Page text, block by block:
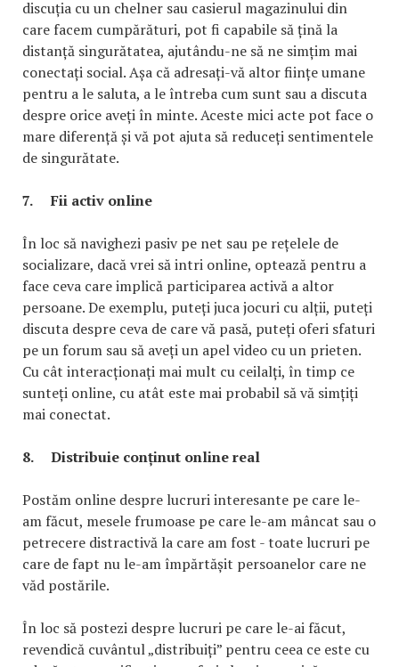
discuția cu un chelner sau casierul magazinului din
care facem cumpărături, pot fi capabile să țină la
distanță singurătatea, ajutându-ne să ne simțim mai
conectați social. Așa că adresați-vă altor ființe umane
pentru a le saluta, a le întreba cum sunt sau a discuta
despre orice aveți în minte. Aceste mici acte pot face o
mare diferență și vă pot ajuta să reduceți sentimentele
de singurătate.
7. Fii activ online
În loc să navighezi pasiv pe net sau pe rețelele de
socializare, dacă vrei să intri online, optează pentru a
face ceva care implică participarea activă a altor
persoane. De exemplu, puteți juca jocuri cu alții, puteți
discuta despre ceva de care vă pasă, puteți oferi sfaturi
pe un forum sau să aveți un apel video cu un prieten.
Cu cât interacționați mai mult cu ceilalți, în timp ce
sunteți online, cu atât este mai probabil să vă simțiți
mai conectat.
8. Distribuie conținut online real
Postăm online despre lucruri interesante pe care le-
am făcut, mesele frumoase pe care le-am mâncat sau o
petrecere distractivă la care am fost - toate lucruri pe
care de fapt nu le-am împărtășit persoanelor care ne
văd postările.
În loc să postezi despre lucruri pe care le-ai făcut,
revendică cuvântul „distribuiți” pentru ceea ce este cu